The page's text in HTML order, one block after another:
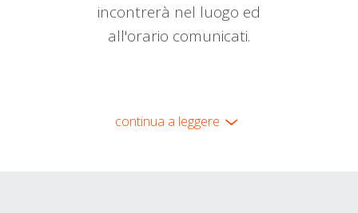
incontrerà nel luogo ed
all'orario comunicati.
continua a leggere